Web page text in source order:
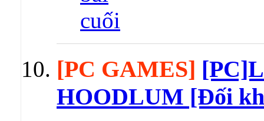
[PC GAMES]
HOODLUM [Đối